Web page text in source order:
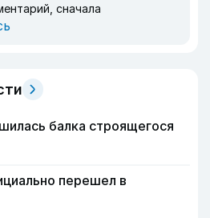
сначала
балка строящегося
перешел в